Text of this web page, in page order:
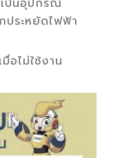
ประหยัดไฟฟ้า
อไม่ใช้งาน